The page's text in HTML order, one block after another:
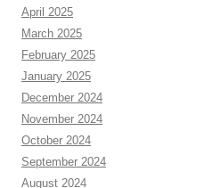
April 2025
March 2025
February 2025
January 2025
December 2024
November 2024
October 2024
September 2024
August 2024